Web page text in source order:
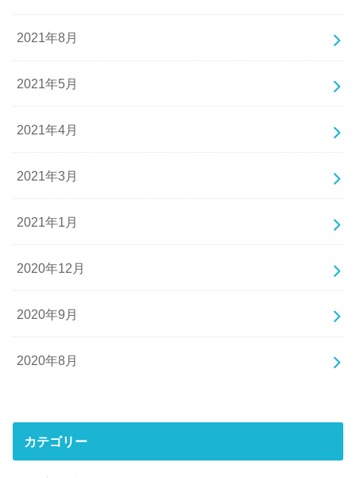
2021年8月
2021年5月
2021年4月
2021年3月
2021年1月
2020年12月
2020年9月
2020年8月
カテゴリー